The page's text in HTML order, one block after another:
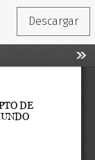
Descargar